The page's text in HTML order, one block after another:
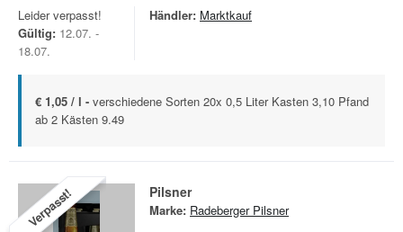
Leider verpasst!
Gültig: 12.07. -
18.07.
Händler: Marktkauf
€ 1,05 / l - verschiedene Sorten 20x 0,5 Liter Kasten 3,10 Pfand
ab 2 Kästen 9.49
Verpasst! Pilsner
Marke: Radeberger Pilsner